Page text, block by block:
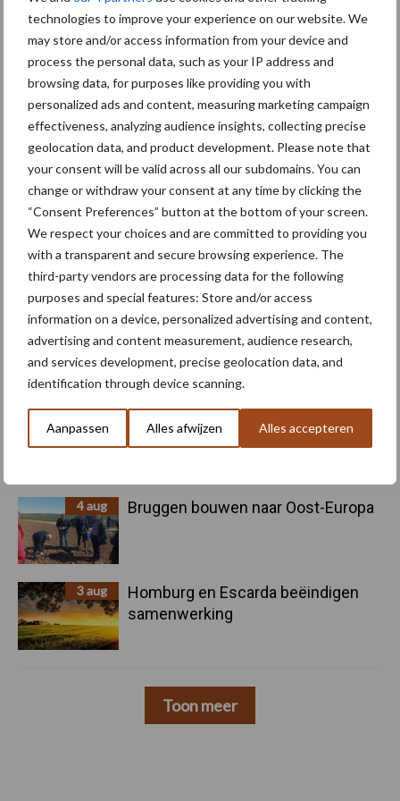
technologies to improve your experience on our website. We
may store and/or access information from your device and
process the personal data, such as your IP address and
browsing data, for purposes like providing you with
personalized ads and content, measuring marketing campaign
effectiveness, analyzing audience insights, collecting precise
geolocation data, and product development. Please note that
your consent will be valid across all our subdomains. You can
change or withdraw your consent at any time by clicking the
“Consent Preferences” button at the bottom of your screen.
We respect your choices and are committed to providing you
with a transparent and secure browsing experience. The
third-party vendors are processing data for the following
purposes and special features: Store and/or access
information on a device, personalized advertising and content,
advertising and content measurement, audience research,
and services development, precise geolocation data, and
identification through device scanning.
Aanpassen Alles afwijzen Alles accepteren
Primaire
Sidebar
Recent nieuws Partner nieuws
6 aug
"Hoge verwachtingen van schijven
voor kouters"
5 aug
Oogst biologische aardappelen in
volle gang
Nieuwe compacte gedragen
pootcombinatie van AVR
4 aug Bruggen bouwen naar Oost-Europa
3 aug
Homburg en Escarda beëindigen
samenwerking
Toon meer
akkerbouw
Toon meer